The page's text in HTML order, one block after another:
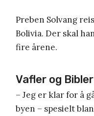
Preben Solvang
Bolivia. Der skal
fire årene.
Vafler og Bibler
– Jeg er klar for å
byen – spesielt